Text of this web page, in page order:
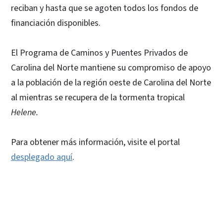
reciban y hasta que se agoten todos los fondos de
financiación disponibles.
El Programa de Caminos y Puentes Privados de
Carolina del Norte mantiene su compromiso de apoyo
a la población de la región oeste de Carolina del Norte
al mientras se recupera de la tormenta tropical
Helene.
Para obtener más información, visite el portal
desplegado aquí.